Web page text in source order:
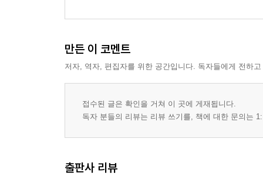
만든 이 코멘트
저자, 역자, 편집자를 위한 공간입니다. 독자들에게 전하
접수된 글은 확인을 거쳐 이 곳에 게재됩니다.
독자 분들의 리뷰는 리뷰 쓰기를, 책에 대한 문의는
출판사 리뷰